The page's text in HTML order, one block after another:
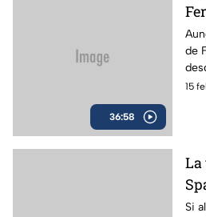
36:58
va
de
15
La
Si